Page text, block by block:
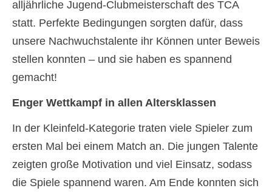
Der Verein/
Mitglied werden
alljährliche Jugend-Clubmeisterschaft des TCA
statt. Perfekte Bedingungen sorgten dafür, dass
unsere Nachwuchstalente ihr Können unter Beweis
stellen konnten – und sie haben es spannend
gemacht!
Enger Wettkampf in allen Altersklassen
In der Kleinfeld-Kategorie traten viele Spieler zum
ersten Mal bei einem Match an. Die jungen Talente
zeigten große Motivation und viel Einsatz, sodass
die Spiele spannend waren. Am Ende konnten sich